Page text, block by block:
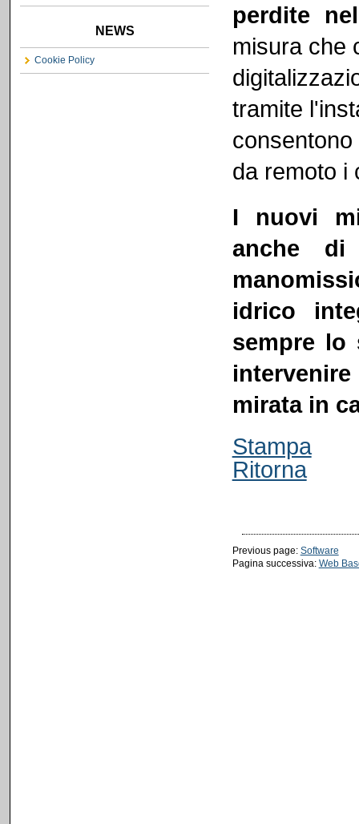
NEWS
Cookie Policy
perdite
misura che
tramite
da remoto i
I nuovi
anche di
idrico
sempre lo
mirata in
Stampa
Ritorna
Previous page: Software
Pagina successiva: Web